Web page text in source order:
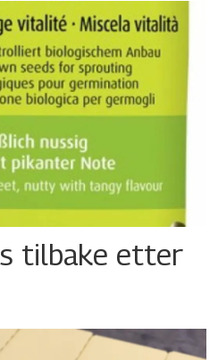
tilbake etter